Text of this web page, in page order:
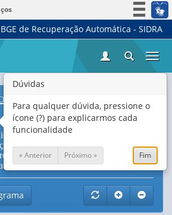
Simplifique!
Acesso à informação
Canais
de Recuperação Automática - SIDRA
Básicas Municipais
com ações, programas ou
profissional e intermediação de mão
e projetos desenvolvidos, por
população do município
Dúvidas
Para qualquer dúvida, pressione o
ícone (?) para explicarmos cada
funcionalidade
« Anterior Próximo » Fim